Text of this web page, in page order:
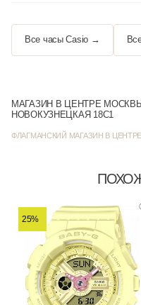
Все часы Casio →
МАГАЗИН В ЦЕНТРЕ МОСКВЫ
НОВОКУЗНЕЦКАЯ 18С1
ФЛАГМАНСКИЙ МАГАЗИН В
25%